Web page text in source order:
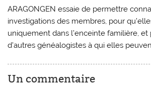
ARAGONGEN essaie de permettre
investigations des membres, pour
uniquement dans l’enceinte familière, et
d’autres généalogistes à qui elles
Un commentaire